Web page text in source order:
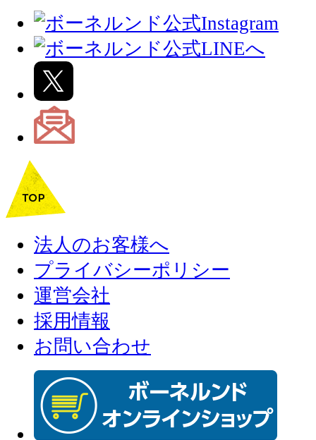
法人のお客様へ
プライバシーポリシー
運営会社
採用情報
お問い合わせ